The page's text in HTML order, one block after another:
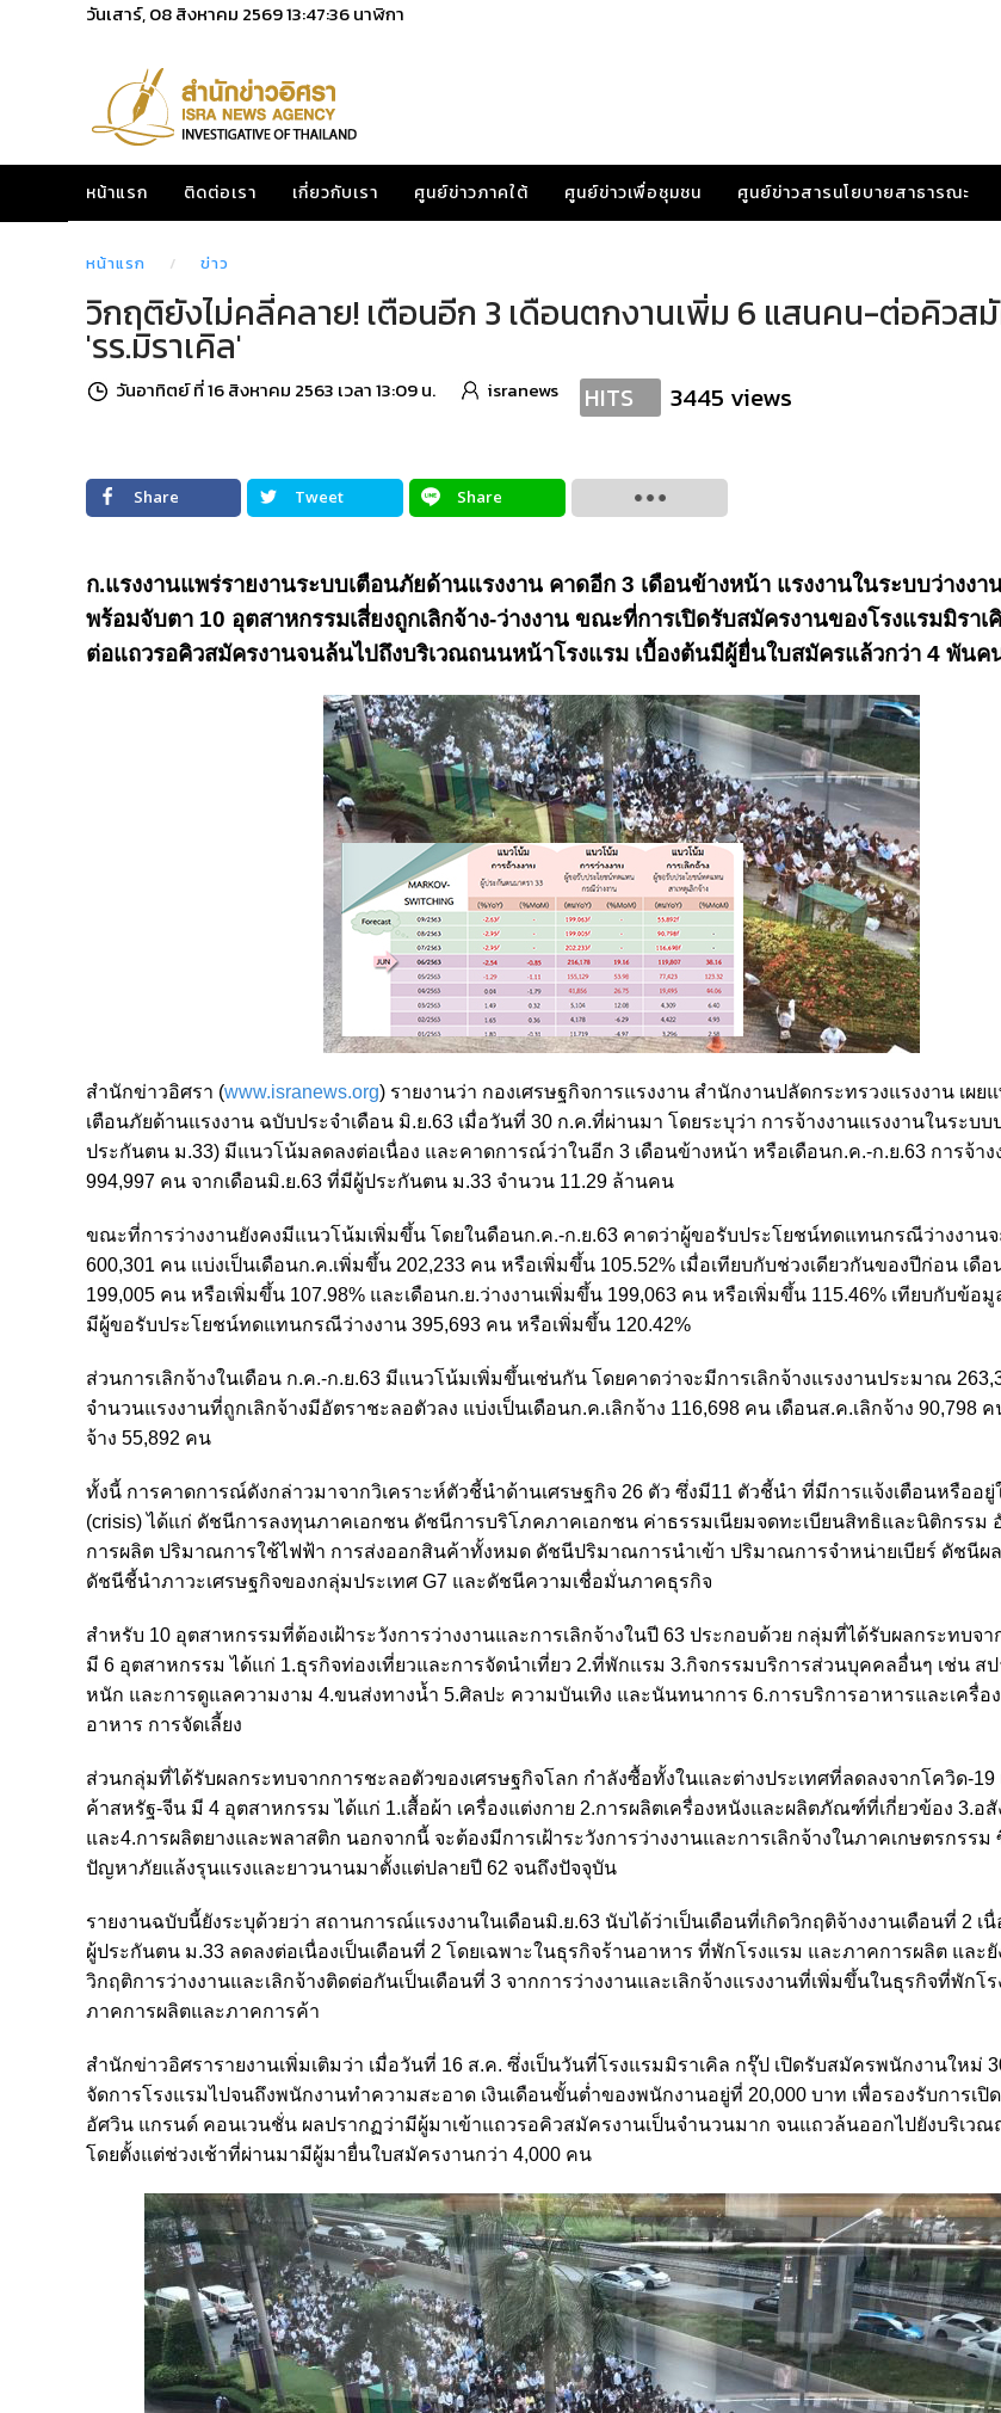
วันเสาร์, 08 สิงหาคม 256913:47:37นาฬิกา
หน้าแรก ติดต่อเรา เกี่ยวกับเรา ศูนย์ข่าวภาคใต้ ศูนย์ข่าวเพื่อชุมชน ศูนย์ข่าวสารนโยบายสาธารณะ
หน้าแรก ข่าว
วิกฤติยังไม่คลี่คลาย! เตือนอีก 3 เดือนตกงานเพิ่ม 6 แสนคน-ต่อคิวส
'รร.มิราเคิล'
วันอาทิตย์ ที่ 16 สิงหาคม 2563 เวลา 13:09 น. isranews HITS 3445 views
Share Tweet Share
ก.แรงงานแพร่รายงานระบบเตือนภัยด้านแรงงาน คาดอีก 3 เดือนข้างหน้า แรงงานในระบบว่างง
พร้อมจับตา 10 อุตสาหกรรมเสี่ยงถูกเลิกจ้าง-ว่างงาน ขณะที่การเปิดรับสมัครงานของโรงแรมมิรา
ต่อแถวรอคิวสมัครงานจนล้นไปถึงบริเวณถนนหน้าโรงแรม เบื้องต้นมีผู้ยื่นใบสมัครแล้วกว่า 4 พันค
สำนักข่าวอิศรา (www.isranews.org) รายงานว่า กองเศรษฐกิจการแรงงาน สำนักงานปลัดกระทรวงแรงงาน เผย
เตือนภัยด้านแรงงาน ฉบับประจำเดือน มิ.ย.63 เมื่อวันที่ 30 ก.ค.ที่ผ่านมา โดยระบุว่า การจ้างงานแรงงานในระบ
ประกันตน ม.33) มีแนวโน้มลดลงต่อเนื่อง และคาดการณ์ว่าในอีก 3 เดือนข้างหน้า หรือเดือนก.ค.-ก.ย.63 การจ้าง
994,997 คน จากเดือนมิ.ย.63 ที่มีผู้ประกันตน ม.33 จำนวน 11.29 ล้านคน
ขณะที่การว่างงานยังคงมีแนวโน้มเพิ่มขึ้น โดยในดือนก.ค.-ก.ย.63 คาดว่าผู้ขอรับประโยชน์ทดแทนกรณีว่างงาน
600,301 คน แบ่งเป็นเดือนก.ค.เพิ่มขึ้น 202,233 คน หรือเพิ่มขึ้น 105.52% เมื่อเทียบกับช่วงเดียวกันของปีก่อน เดื
199,005 คน หรือเพิ่มขึ้น 107.98% และเดือนก.ย.ว่างงานเพิ่มขึ้น 199,063 คน หรือเพิ่มขึ้น 115.46% เทียบกับข้อมู
มีผู้ขอรับประโยชน์ทดแทนกรณีว่างงาน 395,693 คน หรือเพิ่มขึ้น 120.42%
ส่วนการเลิกจ้างในเดือน ก.ค.-ก.ย.63 มีแนวโน้มเพิ่มขึ้นเช่นกัน โดยคาดว่าจะมีการเลิกจ้างแรงงานประมาณ
จำนวนแรงงานที่ถูกเลิกจ้างมีอัตราชะลอตัวลง แบ่งเป็นเดือนก.ค.เลิกจ้าง 116,698 คน เดือนส.ค.เลิกจ้าง 90,798 ค
จ้าง 55,892 คน
ทั้งนี้ การคาดการณ์ดังกล่าวมาจากวิเคราะห์ตัวชี้นำด้านเศรษฐกิจ 26 ตัว ซึ่งมี11 ตัวชี้นำ ที่มีการแจ้งเตือนหรืออ
(crisis) ได้แก่ ดัชนีการลงทุนภาคเอกชน ดัชนีการบริโภคภาคเอกชน ค่าธรรมเนียมจดทะเบียนสิทธิและนิติกรรม
การผลิต ปริมาณการใช้ไฟฟ้า การส่งออกสินค้าทั้งหมด ดัชนีปริมาณการนําเข้า ปริมาณการจําหน่ายเบียร์ ดัชนีผ
ดัชนีชี้นําภาวะเศรษฐกิจของกลุ่มประเทศ G7 และดัชนีความเชื่อมั่นภาคธุรกิจ
สำหรับ 10 อุตสาหกรรมที่ต้องเฝ้าระวังการว่างงานและการเลิกจ้างในปี 63 ประกอบด้วย กลุ่มที่ได้รับผลกระทบจา
มี 6 อุตสาหกรรม ได้แก่ 1.ธุรกิจท่องเที่ยวและการจัดนําเที่ยว 2.ที่พักแรม 3.กิจกรรมบริการส่วนบุคคลอื่นๆ เช่น ส
หนัก และการดูแลความงาม 4.ขนส่งทางน้ำ 5.ศิลปะ ความบันเทิง และนันทนาการ 6.การบริการอาหารและเครื่อ
อาหาร การจัดเลี้ยง
ส่วนกลุ่มที่ได้รับผลกระทบจากการชะลอตัวของเศรษฐกิจโลก กำลังซื้อทั้งในและต่างประเทศที่ลดลงจากโควิด-19
ค้าสหรัฐ-จีน มี 4 อุตสาหกรรม ได้แก่ 1.เสื้อผ้า เครื่องแต่งกาย 2.การผลิตเครื่องหนังและผลิตภัณฑ์ที่เกี่ยวข้อง 3.อ
และ4.การผลิตยางและพลาสติก นอกจากนี้ จะต้องมีการเฝ้าระวังการว่างงานและการเลิกจ้างในภาคเกษตรกรรม
ปัญหาภัยแล้งรุนแรงและยาวนานมาตั้งแต่ปลายปี 62 จนถึงปัจจุบัน
รายงานฉบับนี้ยังระบุด้วยว่า สถานการณ์แรงงานในเดือนมิ.ย.63 นับได้ว่าเป็นเดือนที่เกิดวิกฤติจ้างงานเดือนที่ 2 เนื่
ผู้ประกันตน ม.33 ลดลงต่อเนื่องเป็นเดือนที่ 2 โดยเฉพาะในธุรกิจร้านอาหาร ที่พักโรงแรม และภาคการผลิต และยั
วิกฤติการว่างงานและเลิกจ้างติดต่อกันเป็นเดือนที่ 3 จากการว่างงานและเลิกจ้างแรงงานที่เพิ่มขึ้นในธุรกิจที่พักโ
ภาคการผลิตและภาคการค้า
สำนักข่าวอิศรารายงานเพิ่มเติมว่า เมื่อวันที่ 16 ส.ค. ซึ่งเป็นวันที่โรงแรมมิราเคิล กรุ๊ป เปิดรับสมัครพนักงานใหม่
จัดการโรงแรมไปจนถึงพนักงานทำความสะอาด เงินเดือนขั้นต่ำของพนักงานอยู่ที่ 20,000 บาท เพื่อรองรับการเปิ
อัศวิน แกรนด์ คอนเวนชั่น ผลปรากฏว่ามีผู้มาเข้าแถวรอคิวสมัครงานเป็นจำนวนมาก จนแถวล้นออกไปยังบริเว
โดยตั้งแต่ช่วงเช้าที่ผ่านมามีผู้มายื่นใบสมัครงานกว่า 4,000 คน